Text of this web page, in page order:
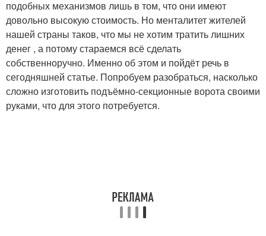
подобных механизмов лишь в том, что они имеют
довольно высокую стоимость. Но менталитет жителей
нашей страны таков, что мы не хотим тратить лишних
денег , а потому стараемся всё сделать
собственноручно. Именно об этом и пойдёт речь в
сегодняшней статье. Попробуем разобраться, насколько
сложно изготовить подъёмно-секционные ворота своими
руками, что для этого потребуется.